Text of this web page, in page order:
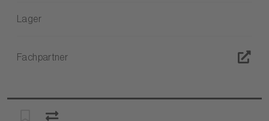
Lager
Fachpartner